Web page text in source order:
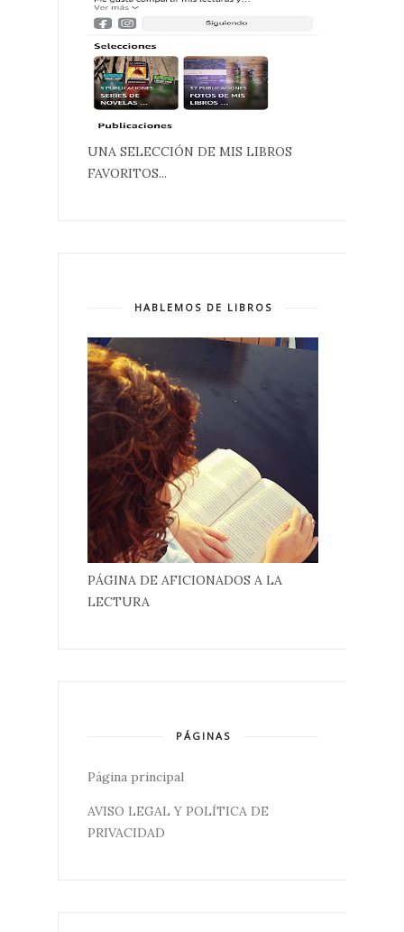
UNA SELECCIÓN DE MIS LIBROS
FAVORITOS...
HABLEMOS DE LIBROS
PÁGINA DE AFICIONADOS A LA
LECTURA
PÁGINAS
Página principal
AVISO LEGAL Y POLÍTICA DE
PRIVACIDAD